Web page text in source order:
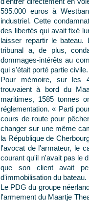
595.000 euros à
industriel. Cette
des libertés qui avait fixé
laisser repartir le bateau.
tribunal a, de plus,
dommages-intérêts au
qui s'était porté partie civile.
Pour mémoire, sur les
trouvaient à bord du
maritimes, 1585 tonnes
réglementation. « Parti
cours de route pour
changer sur une même
la République de
l'avocat de l'armateur, le
courant qu'il n'avait pas le
que son client avait
d'immobilisation du bateau.
Le PDG du groupe
l'armement du Maartje